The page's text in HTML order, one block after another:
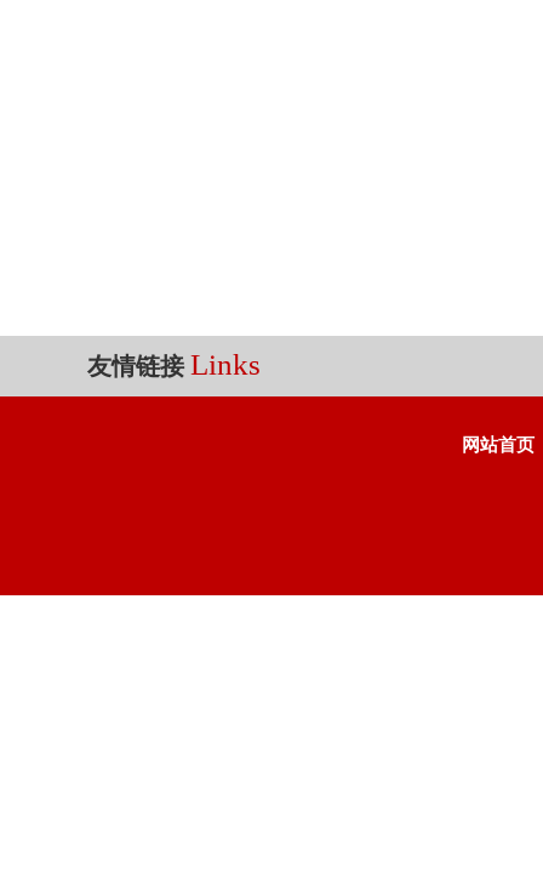
友情链接 Links
网站首页